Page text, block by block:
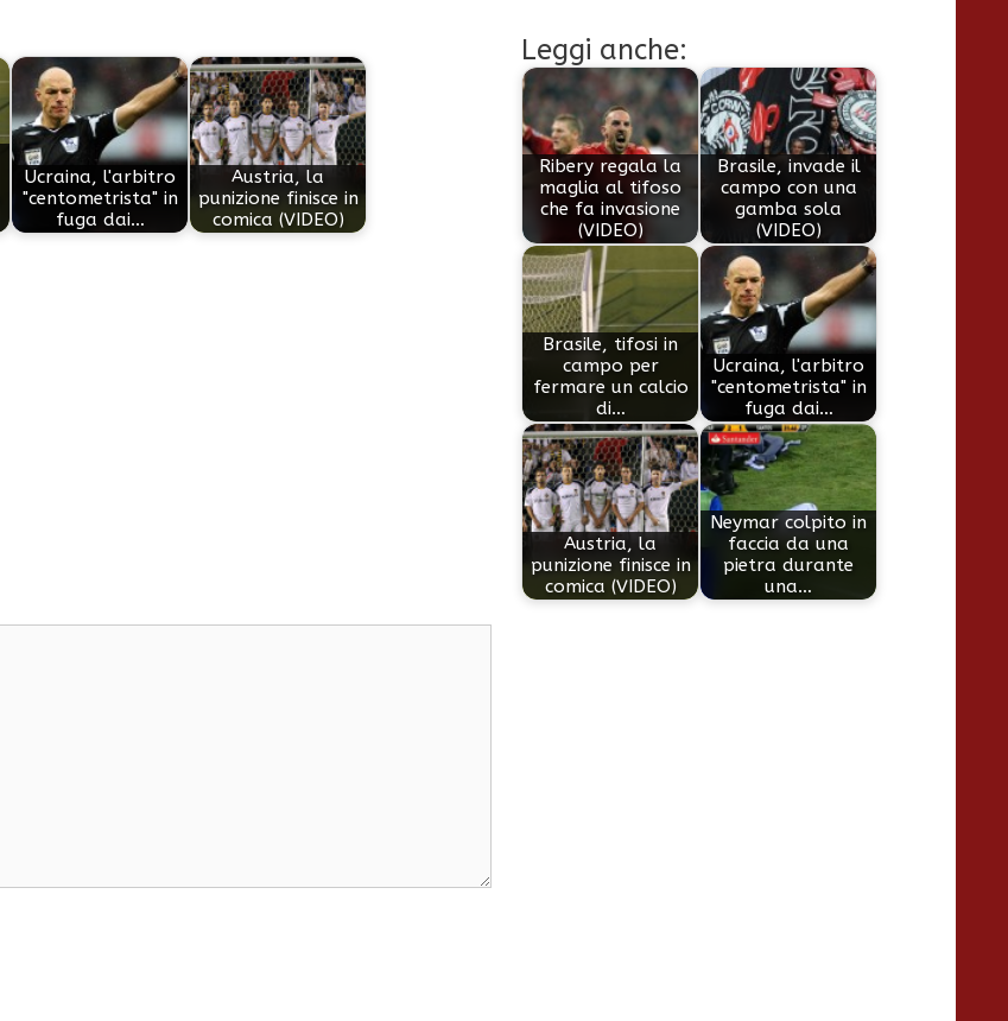
Ucraina, l'arbitro
"centometrista" in
fuga dai…
Austria, la
punizione finisce in
comica (VIDEO)
Leggi anche:
Ribery regala la
maglia al tifoso
che fa invasione
(VIDEO)
Brasile, invade il
campo con una
gamba sola
(VIDEO)
Brasile, tifosi in
campo per
fermare un calcio
di…
Ucraina, l'arbitro
"centometrista" in
fuga dai…
Austria, la
punizione finisce in
comica (VIDEO)
Neymar colpito in
faccia da una
pietra durante
una…